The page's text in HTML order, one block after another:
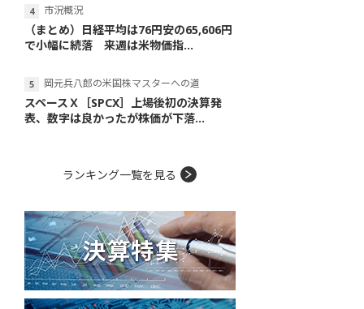
市況概況
（まとめ）日経平均は76円安の65,606円
で小幅に続落 来週は米物価指...
岡元兵八郎の米国株マスターへの道
スペースＸ［SPCX］上場後初の決算発
表、数字は良かったが株価が下落...
ランキング一覧を見る